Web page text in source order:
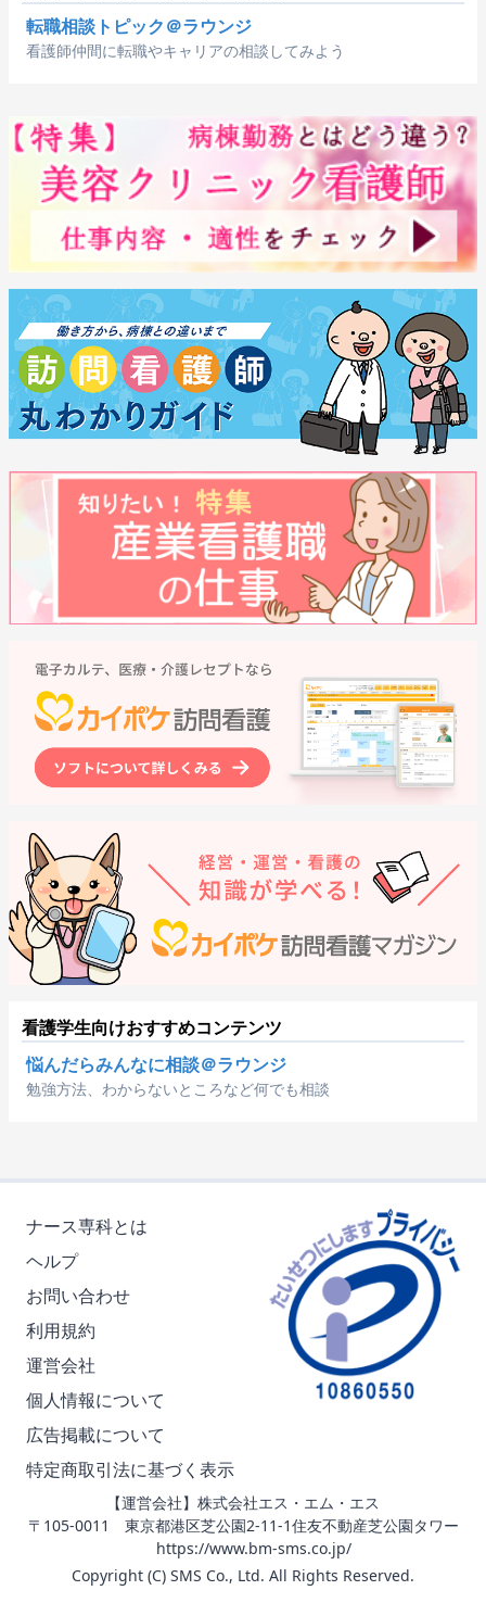
転職相談トピック＠ラウンジ
看護師仲間に転職やキャリアの相談してみよう
看護学生向けおすすめコンテンツ
悩んだらみんなに相談＠ラウンジ
勉強方法、わからないところなど何でも相談
ナース専科とは
ヘルプ
お問い合わせ
利用規約
運営会社
個人情報について
広告掲載について
特定商取引法に基づく表示
【運営会社】株式会社エス・エム・エス
〒105-0011 東京都港区芝公園2-11-1住友不動産芝公園タワー
https://www.bm-sms.co.jp/
Copyright (C) SMS Co., Ltd. All Rights Reserved.